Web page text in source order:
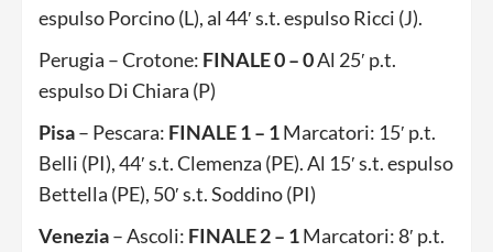
espulso Porcino (L), al 44′ s.t. espulso Ricci (J).
Perugia – Crotone: FINALE 0 – 0Al 25′ p.t.
espulso Di Chiara (P)
Pisa– Pescara: FINALE 1 – 1Marcatori: 15′ p.t.
Belli (PI), 44′ s.t. Clemenza (PE). Al 15′ s.t. espulso
Bettella (PE), 50′ s.t. Soddino (PI)
Venezia– Ascoli: FINALE 2 – 1Marcatori: 8′ p.t.